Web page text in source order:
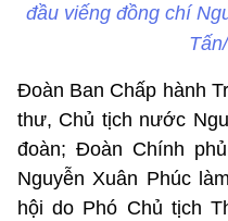
đầu viếng đồng chí
Đoàn Ban Chấp hành
thư, Chủ tịch nước
đoàn; Đoàn Chính
Nguyễn Xuân Phúc
hội do Phó Chủ tịch